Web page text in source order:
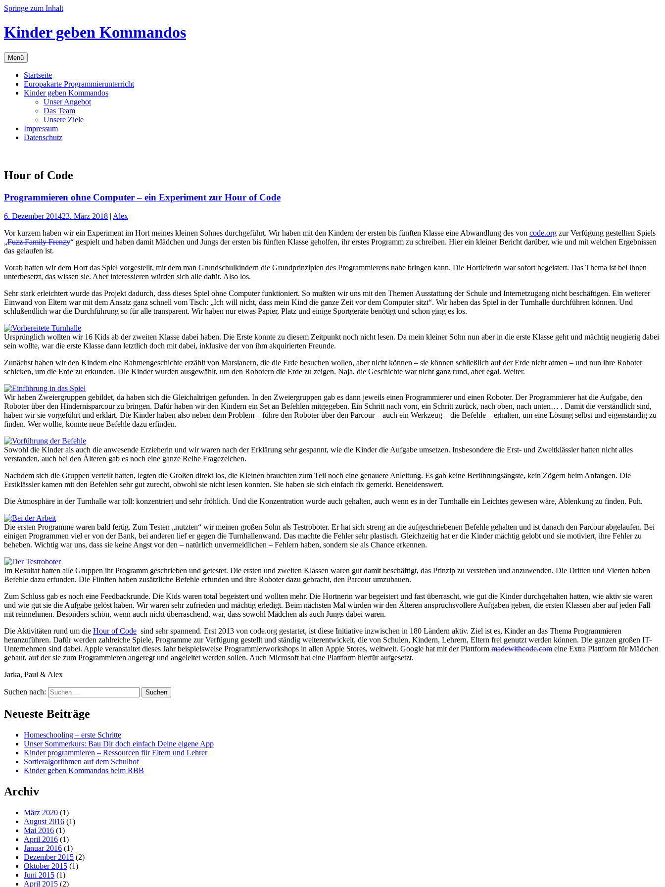
Springe zum Inhalt
Kinder geben Kommandos
Menü
Startseite
Europakarte Programmierunterricht
Kinder geben Kommandos
Unser Angebot
Das Team
Unsere Ziele
Impressum
Datenschutz
Hour of Code
Programmieren ohne Computer – ein Experiment zur Hour of Code
6. Dezember 201423. März 2018 | Alex
Vor kurzem haben wir ein Experiment im Hort meines kleinen Sohnes durchgeführt. Wir haben mit den Kindern der ersten bis fünften Klasse eine Abwandlung des von code.org zur Verfügung gestellten Spiels
„Fuzz Family Frenzy“ gespielt und haben damit Mädchen und Jungs der ersten bis fünften Klasse geholfen, ihr erstes Programm zu schreiben. Hier ein kleiner Bericht darüber, wie und mit welchen Ergebnissen
das gelaufen ist.
Vorab hatten wir dem Hort das Spiel vorgestellt, mit dem man Grundschulkindern die Grundprinzipien des Programmierens nahe bringen kann. Die Hortleiterin war sofort begeistert. Das Thema ist bei ihnen
unterbesetzt, das wissen sie. Aber interessieren würden sich alle dafür. Also los.
Sehr stark erleichtert wurde das Projekt dadurch, dass dieses Spiel ohne Computer funktioniert. So mußten wir uns mit den Themen Ausstattung der Schule und Internetzugang nicht beschäftigen. Ein weiterer
Einwand von Eltern war mit dem Ansatz ganz schnell vom Tisch: „Ich will nicht, dass mein Kind die ganze Zeit vor dem Computer sitzt“. Wir haben das Spiel in der Turnhalle durchführen können. Und
schlußendlich war die Durchführung so für alle transparent. Wir haben nur etwas Papier, Platz und einige Sportgeräte benötigt und schon ging es los.
Ursprünglich wollten wir 16 Kids ab der zweiten Klasse dabei haben. Die Erste konnte zu diesem Zeitpunkt noch nicht lesen. Da mein kleiner Sohn nun aber in die erste Klasse geht und mächtig neugierig dabei
sein wollte, war die erste Klasse dann letztlich doch mit dabei, inklusive der von ihm akquirierten Freunde.
Zunächst haben wir den Kindern eine Rahmengeschichte erzählt von Marsianern, die die Erde besuchen wollen, aber nicht können – sie können schließlich auf der Erde nicht atmen – und nun ihre Roboter
schicken, um die Erde zu erkunden. Die Kinder wurden ausgewählt, um den Robotern die Erde zu zeigen. Naja, die Geschichte war nicht ganz rund, aber egal. Weiter.
Wir haben Zweiergruppen gebildet, da haben sich die Gleichaltrigen gefunden. In den Zweiergruppen gab es dann jeweils einen Programmierer und einen Roboter. Der Programmierer hat die Aufgabe, den
Roboter über den Hindernisparcour zu bringen. Dafür haben wir den Kindern ein Set an Befehlen mitgegeben. Ein Schritt nach vorn, ein Schritt zurück, nach oben, nach unten… . Damit die verständlich sind,
haben wir sie vorgeführt und erklärt. Die Kinder haben also neben dem Problem – führe den Roboter über den Parcour – auch ein Werkzeug – die Befehle – erhalten, um eine Lösung selbst und eigenständig zu
finden. Wer wollte, konnte neue Befehle dazu erfinden.
Sowohl die Kinder als auch die anwesende Erzieherin und wir waren nach der Erklärung sehr gespannt, wie die Kinder die Aufgabe umsetzen. Insbesondere die Erst- und Zweitklässler hatten nicht alles
verstanden, auch bei den Älteren gab es noch eine ganze Reihe Fragezeichen.
Nachdem sich die Gruppen verteilt hatten, legten die Großen direkt los, die Kleinen brauchten zum Teil noch eine genauere Anleitung. Es gab keine Berührungsängste, kein Zögern beim Anfangen. Die
Erstklässler kamen mit den Befehlen sehr gut zurecht, obwohl sie nicht lesen konnten. Sie haben sie sich einfach fix gemerkt. Beneidenswert.
Die Atmosphäre in der Turnhalle war toll: konzentriert und sehr fröhlich. Und die Konzentration wurde auch gehalten, auch wenn es in der Turnhalle ein Leichtes gewesen wäre, Ablenkung zu finden. Puh.
Die ersten Programme waren bald fertig. Zum Testen „nutzten“ wir meinen großen Sohn als Testroboter. Er hat sich streng an die aufgeschriebenen Befehle gehalten und ist danach den Parcour abgelaufen. Bei
einigen Programmen viel er von der Bank, bei anderen lief er gegen die Turnhallenwand. Das machte die Fehler sehr plastisch. Gleichzeitig hat er die Kinder mächtig gelobt und sie motiviert, ihre Fehler zu
beheben. Wichtig war uns, dass sie keine Angst vor den – natürlich unvermeidlichen – Fehlern haben, sondern sie als Chance erkennen.
Im Resultat hatten alle Gruppen ihr Programm geschrieben und getestet. Die ersten und zweiten Klassen waren gut damit beschäftigt, das Prinzip zu verstehen und anzuwenden. Die Dritten und Vierten haben
Befehle dazu erfunden. Die Fünften haben zusätzliche Befehle erfunden und ihre Roboter dazu gebracht, den Parcour umzubauen.
Zum Schluss gab es noch eine Feedbackrunde. Die Kids waren total begeistert und wollten mehr. Die Hortnerin war begeistert und fast überrascht, wie gut die Kinder durchgehalten hatten, wie aktiv sie waren
und wie gut sie die Aufgabe gelöst haben. Wir waren sehr zufrieden und mächtig erledigt. Beim nächsten Mal würden wir den Älteren anspruchsvollere Aufgaben geben, die ersten Klassen aber auf jeden Fall
mit reinnehmen. Besonders schön, wenn auch nicht überraschend, war, dass sowohl Mädchen als auch Jungs dabei waren.
Die Aktivitäten rund um die Hour of Code sind sehr spannend. Erst 2013 von code.org gestartet, ist diese Initiative inzwischen in 180 Ländern aktiv. Ziel ist es, Kinder an das Thema Programmieren
heranzuführen. Dafür werden zahlreiche Spiele, Programme zur Verfügung gestellt und ständig weiterentwickelt, die von Schulen, Kindern, Lehrern, Eltern frei genutzt werden können. Die ganzen großen IT-
Unternehmen sind dabei. Apple veranstaltet dieses Jahr beispielsweise Programmierworkshops in allen Apple Stores, weltweit. Google hat mit der Plattform madewithcode.com eine Extra Plattform für Mädchen
gebaut, auf der sie zum Programmieren angeregt und angeleitet werden sollen. Auch Microsoft hat eine Plattform hierfür aufgesetzt.
Jarka, Paul & Alex
Suchen nach:
Neueste Beiträge
Homeschooling – erste Schritte
Unser Sommerkurs: Bau Dir doch einfach Deine eigene App
Kinder programmieren – Ressourcen für Eltern und Lehrer
Sortieralgorithmen auf dem Schulhof
Kinder geben Kommandos beim RBB
Archiv
März 2020 (1)
August 2016 (1)
Mai 2016 (1)
April 2016 (1)
Januar 2016 (1)
Dezember 2015 (2)
Oktober 2015 (1)
Juni 2015 (1)
April 2015 (2)